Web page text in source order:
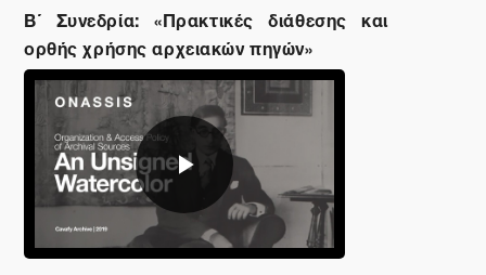
Β΄ Συνεδρία:«Πρακτικές διάθεσης και
ορθής χρήσης αρχειακών πηγών»
Αναπαραγωγή
βίντεο